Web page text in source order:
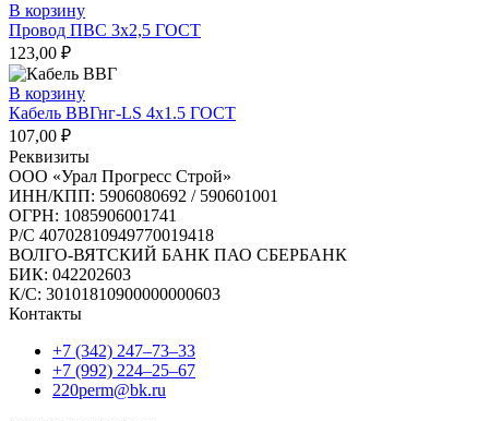
В корзину
Провод ПВС 3х2,5 ГОСТ
123,00 ₽
В корзину
Кабель ВВГнг-LS 4х1.5 ГОСТ
107,00 ₽
Реквизиты
ООО «Урал Прогресс Строй»
ИНН/КПП: 5906080692 / 590601001
ОГРН: 1085906001741
Р/C 40702810949770019418
ВОЛГО-ВЯТСКИЙ БАНК ПАО СБЕРБАНК
БИК: 042202603
К/С: 30101810900000000603
Контакты
+7 (342) 247‒73‒33
+7 (992) 224‒25‒67
220perm@bk.ru